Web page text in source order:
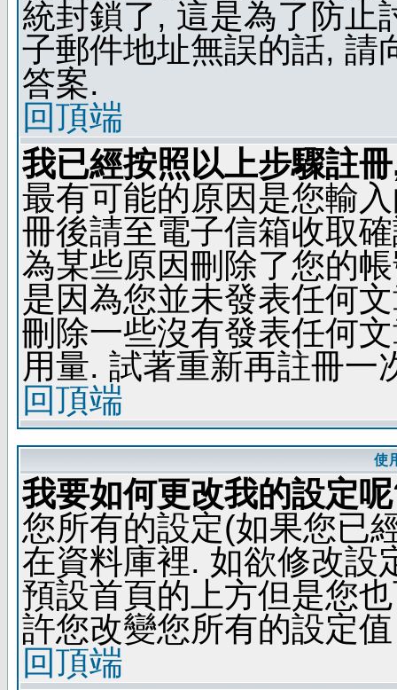
統封鎖了, 這是為了防止
子郵件地址無誤的話, 請
答案.
回頂端
我已經按照以上步驟註
最有可能的原因是您輸
冊後請至電子信箱收取
為某些原因刪除了您的
是因為您並未發表任何
刪除一些沒有發表任何
用量. 試著重新再註冊一
回頂端
使
我要如何更改我的設定
您所有的設定(如果您已
在資料庫裡. 如欲修改設
預設首頁的上方但是您
許您改變您所有的設定值
回頂端